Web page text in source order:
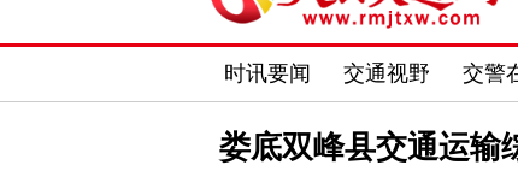
时讯要闻 交通视野 交警
娄底双峰县交通运输